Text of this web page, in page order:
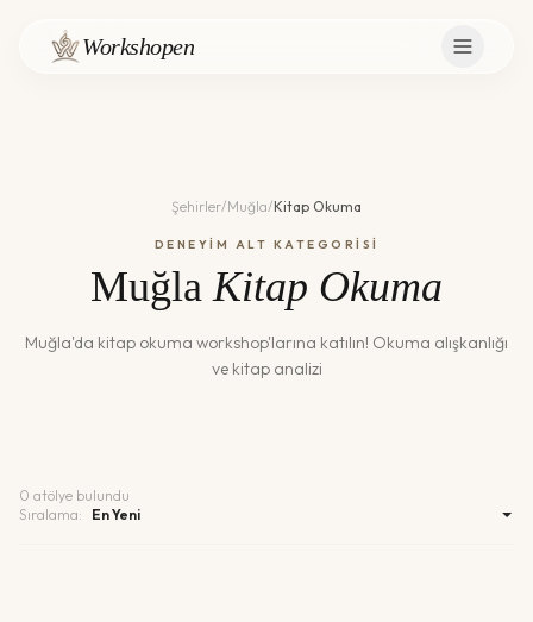
Workshopen
Şehirler/Muğla/Kitap Okuma
DENEYİM ALT KATEGORİSİ
Muğla Kitap Okuma
Muğla'da kitap okuma workshop'larına katılın! Okuma alışkanlığı
ve kitap analizi
0 atölye bulundu
Sıralama: